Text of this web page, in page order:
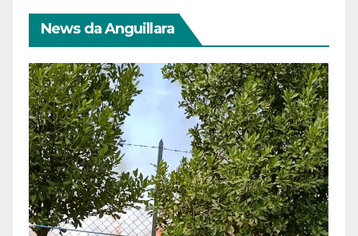
News da Anguillara